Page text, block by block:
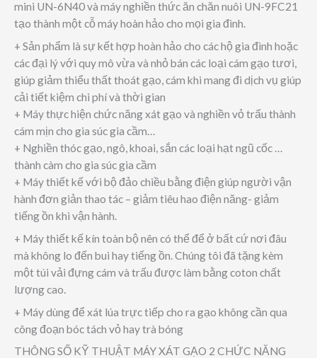
mini UN-6N40 và máy nghiền thức ăn chăn nuôi UN-9FC21
tạo thành một cỗ máy hoàn hảo cho mọi gia đình.
+ Sản phẩm là sự kết hợp hoàn hảo cho các hộ gia đình hoặc
các đại lý với quy mô vừa và nhỏ bán các loại cám gạo tươi,
giúp giảm thiểu thất thoát gạo, cám khi mang đi dịch vụ giúp
cải tiết kiệm chi phí và thời gian
+ Máy thực hiện chức năng xát gạo và nghiền vỏ trấu thành
cám mịn cho gia súc gia cầm…
+ Nghiền thóc gạo, ngô, khoai, sắn các loại hạt ngũ cốc …
thành càm cho gia súc gia cầm
+ Máy thiết kế với bộ đảo chiều bằng điện giúp người vận
hành đơn giản thao tác – giảm tiêu hao điện năng- giảm
tiếng ồn khi vận hành.
+ Máy thiết kế kín toàn bộ nên có thể để ở bất cứ nơi đâu
mà không lo đến bui hay tiếng ồn. Chúng tôi đã tặng kèm
một túi vải đựng cám và trấu được làm bằng coton chất
lượng cao.
+ Máy dùng để xát lúa trực tiếp cho ra gạo không cần qua
công đoạn bóc tách vỏ hay trà bóng
THÔNG SỐ KỸ THUẬT MÁY XÁT GẠO 2 CHỨC NĂNG